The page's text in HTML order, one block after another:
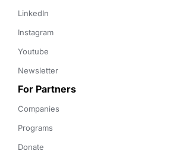
LinkedIn
Instagram
Youtube
Newsletter
For Partners
Companies
Programs
Donate